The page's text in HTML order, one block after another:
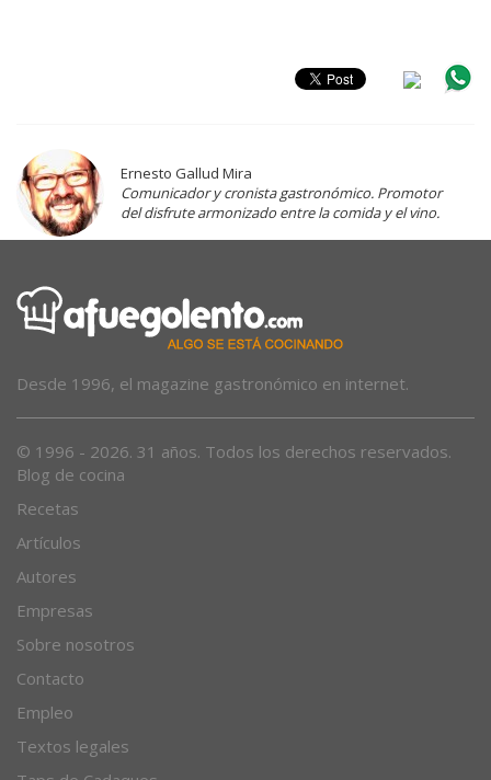
Ernesto Gallud Mira
Comunicador y cronista gastronómico. Promotor
del disfrute armonizado entre la comida y el vino.
Desde 1996, el magazine gastronómico en internet.
© 1996 - 2026. 31 años. Todos los derechos reservados.
Blog de cocina
Recetas
Artículos
Autores
Empresas
Sobre nosotros
Contacto
Empleo
Textos legales